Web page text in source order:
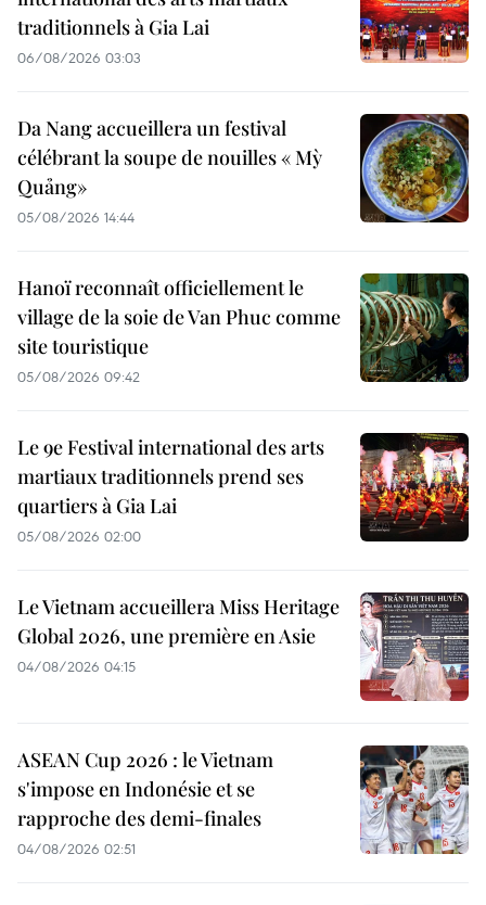
traditionnels à Gia Lai
06/08/2026 03:03
Da Nang accueillera un festival
célébrant la soupe de nouilles « Mỳ
Quảng»
05/08/2026 14:44
Hanoï reconnaît officiellement le
village de la soie de Van Phuc comme
site touristique
05/08/2026 09:42
Le 9e Festival international des arts
martiaux traditionnels prend ses
quartiers à Gia Lai
05/08/2026 02:00
Le Vietnam accueillera Miss Heritage
Global 2026, une première en Asie
04/08/2026 04:15
ASEAN Cup 2026 : le Vietnam
s'impose en Indonésie et se
rapproche des demi-finales
04/08/2026 02:51